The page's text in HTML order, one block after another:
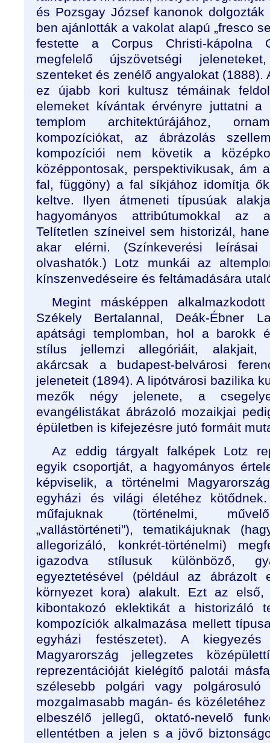
és Pozsgay József kanonok
ben ajánlották a vakolat alapú „fresco
festette a Corpus Christi-kápolna
megfelelő újszövetségi
szenteket és zenélő angyalokat (1888).
ez újabb kori kultusz témáinak
elemeket kívántak érvényre juttatni a
templom architektúrájához,
kompozíciókat, az ábrázolás
kompozíciói nem követik a
középpontosak, perspektivikusak, ám
fal, függöny) a fal síkjához idomítja
keltve. Ilyen átmeneti típusúak
hagyományos attribútumokkal az
Telítetlen színeivel sem historizál,
akar elérni. (Színkeverési leírásai
olvashatók.) Lotz munkái az
kínszenvedéseire és feltámadására
Megint másképpen
Székely Bertalannal, Deák-Ébner
apátsági templomban, hol a barokk
stílus jellemzi allegóriáit, alakjait,
akárcsak a budapest-belvárosi
jeleneteit (1894). A lipótvárosi bazilika
mezők négy jelenete, a
evangélistákat ábrázoló mozaikjai
épületben is kifejezésre jutó formáit
Az eddig tárgyalt falképek Lotz
egyik csoportját, a hagyományos
képviselik, a történelmi
egyházi és világi életéhez
műfajuknak (történelmi,
„vallástörténeti"), tematikájuknak
allegorizáló, konkrét-történelmi)
igazodva stílusuk különböző,
egyeztetésével (például az ábrázolt
környezet kora) alakult. Ezt az első,
kibontakozó eklektikát a historizáló
kompozíciók alkalmazása mellett
egyházi festészetet). A
Magyarország jellegzetes
reprezentációját kielégítő palotái
szélesebb polgári vagy polgárosuló
mozgalmasabb magán- és
elbeszélő jellegű, oktató-nevelő
ellentétben a jelen s a jövő